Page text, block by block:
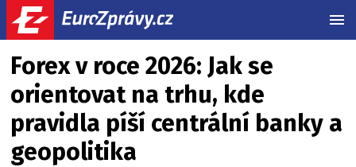
Forex v roce 2026: Jak se
orientovat na trhu, kde
pravidla píší centrální banky a
geopolitika